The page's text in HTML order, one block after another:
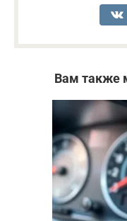
Вам также